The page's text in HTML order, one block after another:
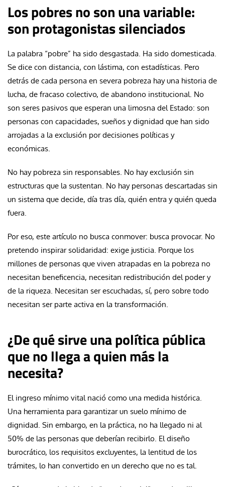
Los pobres no son una variable:
son protagonistas silenciados
La palabra “pobre” ha sido desgastada. Ha sido domesticada.
Se dice con distancia, con lástima, con estadísticas. Pero
detrás de cada persona en severa pobreza hay una historia de
lucha, de fracaso colectivo, de abandono institucional. No
son seres pasivos que esperan una limosna del Estado: son
personas con capacidades, sueños y dignidad que han sido
arrojadas a la exclusión por decisiones políticas y
económicas.
No hay pobreza sin responsables. No hay exclusión sin
estructuras que la sustentan. No hay personas descartadas sin
un sistema que decide, día tras día, quién entra y quién queda
fuera.
Por eso, este artículo no busca conmover: busca provocar. No
pretendo inspirar solidaridad: exige justicia. Porque los
millones de personas que viven atrapadas en la pobreza no
necesitan beneficencia, necesitan redistribución del poder y
de la riqueza. Necesitan ser escuchadas, sí, pero sobre todo
necesitan ser parte activa en la transformación.
¿De qué sirve una política pública
que no llega a quien más la
necesita?
El ingreso mínimo vital nació como una medida histórica.
Una herramienta para garantizar un suelo mínimo de
dignidad. Sin embargo, en la práctica, no ha llegado ni al
50% de las personas que deberían recibirlo. El diseño
burocrático, los requisitos excluyentes, la lentitud de los
trámites, lo han convertido en un derecho que no es tal.